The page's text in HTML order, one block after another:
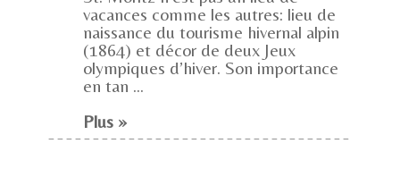
vacances comme les autres: lieu de
naissance du tourisme hivernal alpin
(1864) et décor de deux Jeux
olympiques d’hiver. Son importance
en tan ...
Plus »